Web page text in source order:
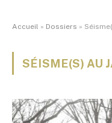
Accueil » Dossiers »
SÉISME(S) AU